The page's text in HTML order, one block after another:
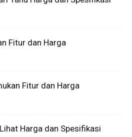
Fitur dan Harga
Fitur dan Harga
Harga dan Spesifikasi